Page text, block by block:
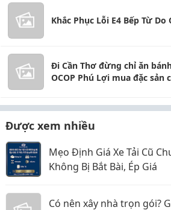
Khắc Phục Lỗi E4 Bếp Từ
Đi Cần Thơ đừng chỉ ăn
OCOP Phú Lợi mua đặc sản
Được xem nhiều
Mẹo Định Giá Xe Tải Cũ
Không Bị Bắt Bài, Ép Giá
Có nên xây nhà trọn gói?